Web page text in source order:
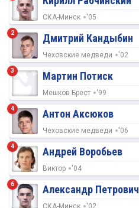
СКА-Минск '05
2 Дмитрий Кандыбин
Чеховские медведи '02
3 Мартин Потиск
Мешков Брест '99
4 Антон Аксюков
Чеховские медведи '06
4 Андрей Воробьев
Виктор '04
6 Александр Петрович
СКА-Минск '02